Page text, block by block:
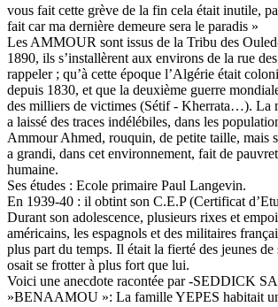
vous fait cette grève de la fin cela était inutile,
fait car ma dernière demeure sera le paradis »
Les AMMOUR sont issus de la Tribu des
1890, ils s’installèrent aux environs de la rue
rappeler ; qu’à cette époque l’Algérie était
depuis 1830, et que la deuxième guerre
des milliers de victimes (Sétif - Kherrata…). La
a laissé des traces indélébiles, dans les
Ammour Ahmed, rouquin, de petite taille, mais
a grandi, dans cet environnement, fait de
humaine.
Ses études : Ecole primaire Paul Langevin.
En 1939-40 : il obtint son C.E.P (Certificat
Durant son adolescence, plusieurs rixes et
américains, les espagnols et des militaires
plus part du temps. Il était la fierté des jeunes de
osait se frotter à plus fort que lui.
Voici une anecdote racontée par -SEDDICK
»BENAAMOU »: La famille YEPES habitait